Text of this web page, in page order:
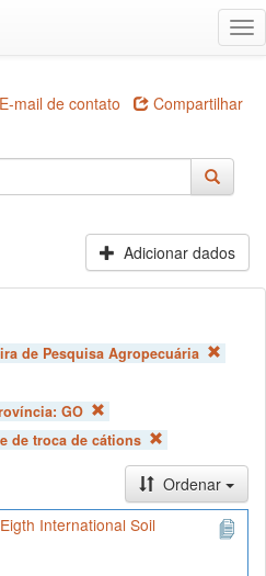
mail de contato Compartilhar
Adicionar dados
de Pesquisa Agropecuária
GO
de troca de cátions
Ordenar
International Soil